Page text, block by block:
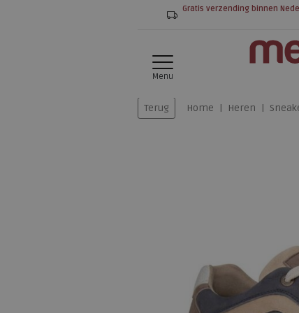
Gratis verzending binnen
Menu
Terug Home Heren